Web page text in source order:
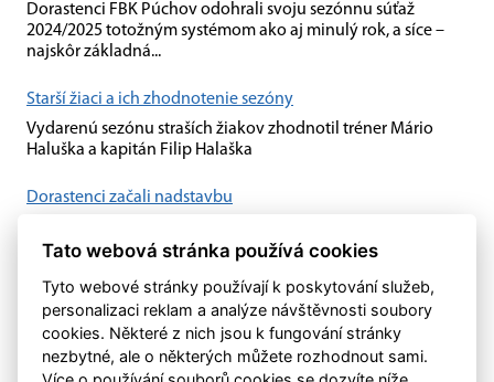
Dorastenci FBK Púchov odohrali svoju sezónnu súťaž
2024/2025 totožným systémom ako aj minulý rok, a síce –
najskôr základná...
Starší žiaci a ich zhodnotenie sezóny
Vydarenú sezónu straších žiakov zhodnotil tréner Mário
Haluška a kapitán Filip Halaška
Dorastenci začali nadstavbu
Na ihrisku Močenka sa stretli najskôr s "B" výberom Dubnice
Tato webová stránka používá cookies
Tyto webové stránky používají k poskytování služeb,
personalizaci reklam a analýze návštěvnosti soubory
cookies. Některé z nich jsou k fungování stránky
nezbytné, ale o některých můžete rozhodnout sami.